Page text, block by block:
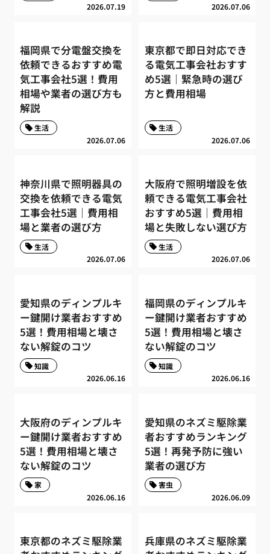
2026.07.19 2026.07.06
福岡県で分電盤交換を
依頼できるおすすめ電
気工事会社5選！費用
相場や業者の選び方も
解説
2026.07.06
生活
東京都で即日対応でき
る電気工事会社おすす
め5選｜緊急時の選び
方と費用相場
2026.07.06
生活
神奈川県で照明器具の
交換を依頼できる電気
工事会社5選｜費用相
場と業者の選び方
2026.07.06
生活
大阪府で照明増設を依
頼できる電気工事会社
おすすめ5選｜費用相
場と失敗しない選び方
2026.07.06
生活
愛知県のディンプルキ
ー鍵開け業者おすすめ
5選！費用相場と壊さ
ない解錠のコツ
2026.06.16
知識
福岡県のディンプルキ
ー鍵開け業者おすすめ
5選！費用相場と壊さ
ない解錠のコツ
2026.06.16
知識
大阪府のディンプルキ
ー鍵開け業者おすすめ
5選！費用相場と壊さ
ない解錠のコツ
2026.06.16
家
愛知県のネズミ駆除業
者おすすめランキング
5選！再発予防に強い
業者の選び方
2026.06.09
害虫
東京都のネズミ駆除業
兵庫県のネズミ駆除業